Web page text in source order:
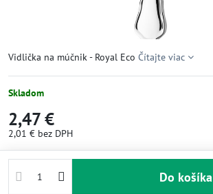
Vidlička na múčnik - Royal Eco Čítajte viac
Skladom
2,47 €
2,01 € bez DPH
Do košíka